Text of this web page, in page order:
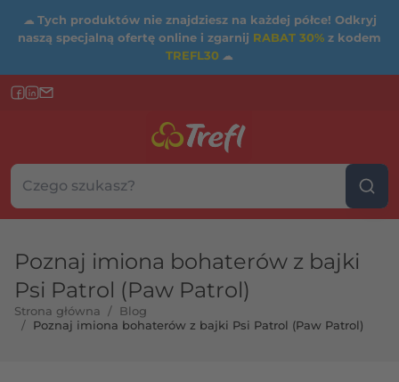
☁ Tych produktów nie znajdziesz na każdej półce! Odkryj
naszą specjalną ofertę online i zgarnij RABAT 30% z kodem
TREFL30 ☁
Szukaj w sklepie...
Wybierz kategorię
Poznaj imiona bohaterów z bajki
Psi Patrol (Paw Patrol)
Strona główna / Blog
/ Poznaj imiona bohaterów z bajki Psi Patrol (Paw Patrol)